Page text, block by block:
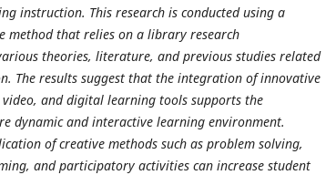
instruction. This research is conducted using a
method that relies on a library research
theories, literature, and previous studies related
The results suggest that the integration of innovative
video, and digital learning tools supports the
dynamic and interactive learning environment.
of creative methods such as problem solving,
and participatory activities can increase student